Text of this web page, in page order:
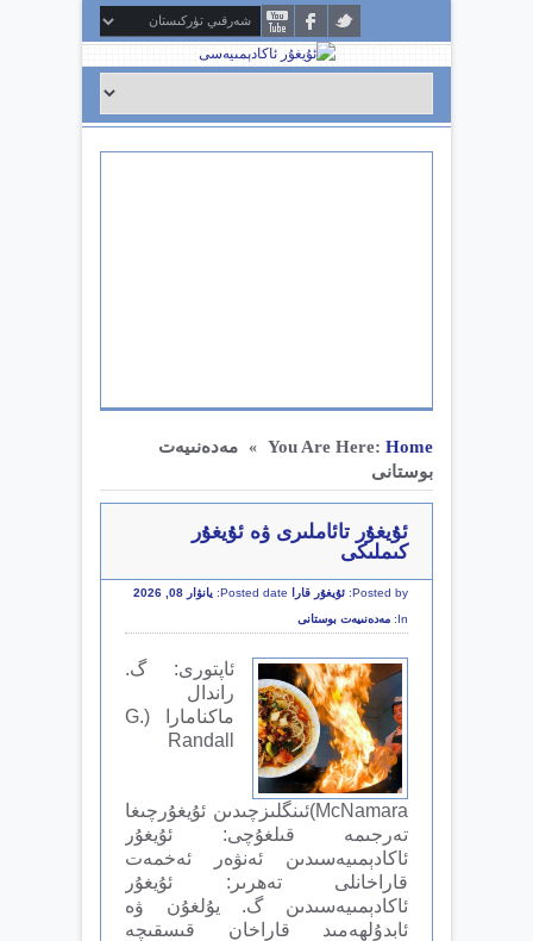
You Are Here: Home
» مەدەنىيەت
بوستانى
ئۇيغۇر تائاملىرى ۋە ئۇيغۇر
كىملىكى
Posted by: ئۇيغۇر قارا Posted date: يانۋار 08, 2026
In:
مەدەنىيەت بوستانى
ئاپتورى: گ.
راندال
ماكنامارا (G.
Randall
McNamara)ئىنگلىزچىدىن ئۇيغۇرچىغا
تەرجىمە قىلغۇچى: ئۇيغۇر
ئاكادېمىيەسىدىن ئەنۋەر ئەخمەت
قاراخانلى تەھرىر: ئۇيغۇر
ئاكادېمىيەسىدىن گ. يۇلغۇن ۋە
ئابدۇلھەمىد قاراخان قىسقىچە